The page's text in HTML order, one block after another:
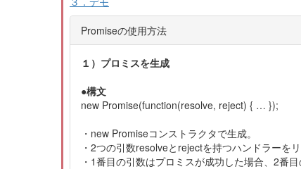
Promiseの使用方法
１）プロミスを生成
●構文
new Promise(function(resolve, reject) { … });
・new Promiseコンストラクタで生成。
・2つの引数resolveとrejectを持つハンドラーをリ
・1番目の引数はプロミスが成功した場合、2番